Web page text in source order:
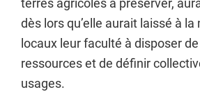
terres agricoles à préserver,
dès lors qu’elle aurait laissé à
locaux leur faculté à disposer
ressources et de définir
usages.